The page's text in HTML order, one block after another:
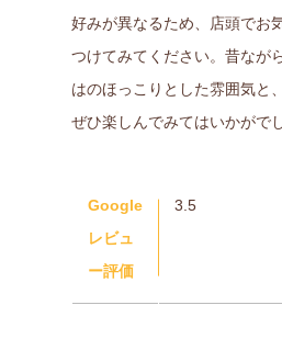
好みが異なるため、店頭でお
つけてみてください。昔なが
はのほっこりとした雰囲気と
ぜひ楽しんでみてはいかがで
Google
レビュ
ー評価
3.5